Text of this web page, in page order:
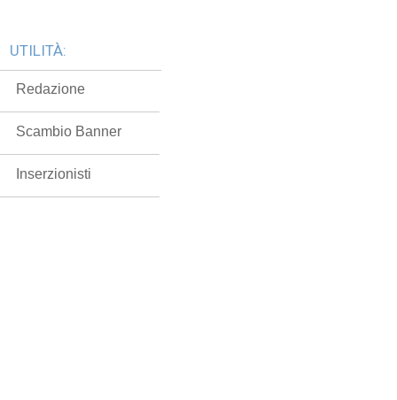
UTILITÀ:
Redazione
Scambio Banner
Inserzionisti